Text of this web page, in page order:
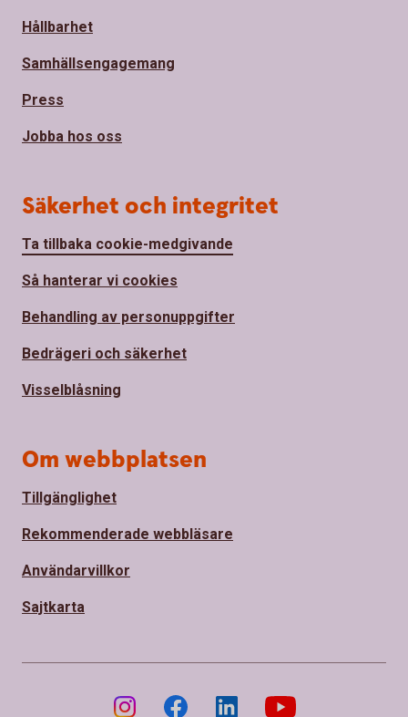
Hållbarhet
Samhällsengagemang
Press
Jobba hos oss
Säkerhet och integritet
Ta tillbaka cookie-medgivande
Så hanterar vi cookies
Behandling av personuppgifter
Bedrägeri och säkerhet
Visselblåsning
Om webbplatsen
Tillgänglighet
Rekommenderade webbläsare
Användarvillkor
Sajtkarta